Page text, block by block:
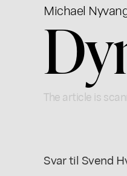
Michael
The article is
Svar til Svend